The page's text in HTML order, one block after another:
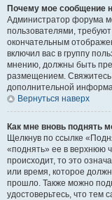
Почему мое сообщение
Администратор форума
пользователями,
окончательным
включил вас в группу
мнению, должны быть
размещением.
дополнительной
Вернуться наверх
Как мне вновь поднять
Щелкнув по ссылке
«поднять» ее в верхнюю
происходит, то это
или время, которое
прошло. Также можно
удостоверьтесь, что